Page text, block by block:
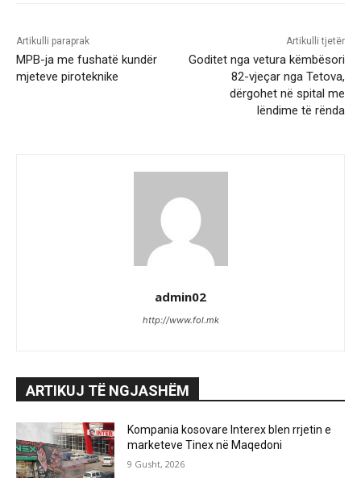
Artikulli paraprak
MPB-ja me fushatë kundër
mjeteve piroteknike
Artikulli tjetër
Goditet nga vetura këmbësori
82-vjeçar nga Tetova,
dërgohet në spital me
lëndime të rënda
admin02
http://www.fol.mk
ARTIKUJ TË NGJASHËM
Kompania kosovare Interex blen rrjetin e
marketeve Tinex në Maqedoni
9 Gusht, 2026